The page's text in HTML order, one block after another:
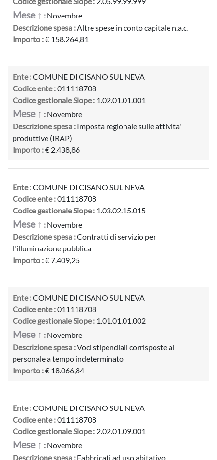
Mese ↑ : Novembre
Descrizione spesa :Altre spese in conto capitale n.a.c.
Importo :€ 158.264,81
Ente :COMUNE DI CISANO SUL NEVA
Codice ente :011118708
Codice gestionale Siope : 1.02.01.01.001
Mese ↑ : Novembre
Descrizione spesa : Imposta regionale sulle attivita'
produttive (IRAP)
Importo :€ 2.438,86
Ente :COMUNE DI CISANO SUL NEVA
Codice ente :011118708
Codice gestionale Siope : 1.03.02.15.015
Mese ↑ : Novembre
Descrizione spesa :Contratti di servizio per
l'illuminazione pubblica
Importo :€ 7.409,25
Ente :COMUNE DI CISANO SUL NEVA
Codice ente :011118708
Codice gestionale Siope : 1.01.01.01.002
Mese ↑ : Novembre
Descrizione spesa :Voci stipendiali corrisposte al
personale a tempo indeterminato
Importo :€ 18.066,84
Ente :COMUNE DI CISANO SUL NEVA
Codice ente :011118708
Codice gestionale Siope : 2.02.01.09.001
Mese ↑ : Novembre
Descrizione spesa : Fabbricati ad uso abitativo